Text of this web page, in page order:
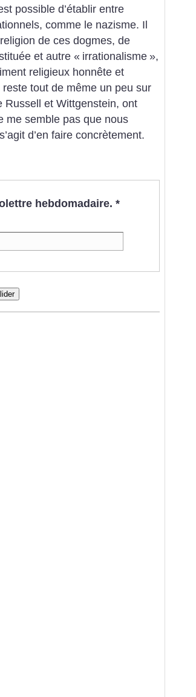
possible d’établir entre
comme le nazisme. Il
de ces dogmes, de
et autre « irrationalisme »,
religieux honnête et
reste tout de même un peu sur
Russell et Wittgenstein, ont
me semble pas que nous
d’en faire concrètement.
hebdomadaire. *